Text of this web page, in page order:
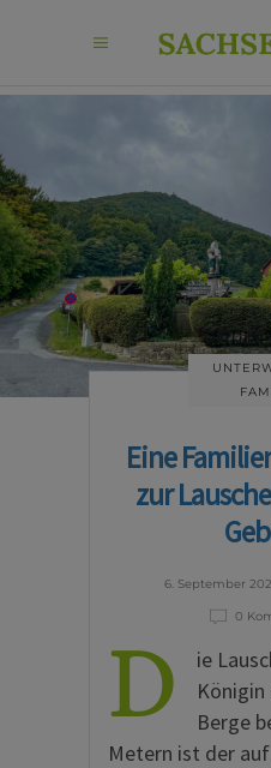
Eine
zur
6. September
0
D
ie
Berge
Metern ist der